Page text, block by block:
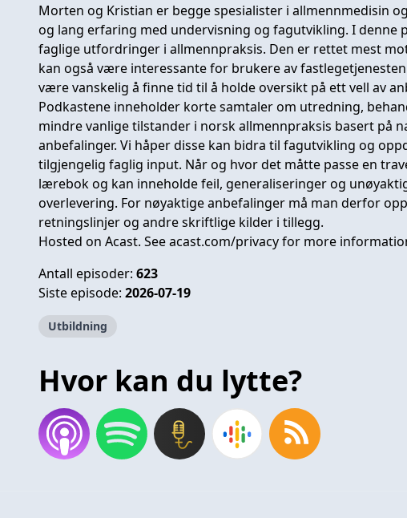
Morten og Kristian er begge spesialister i allmennmedisin
og lang erfaring med undervisning og fagutvikling. I denne
faglige utfordringer i allmennpraksis. Den er rettet mest
kan også være interessante for brukere av
være vanskelig å finne tid til å holde oversikt på ett vell av
Podkastene inneholder korte samtaler om utredning,
mindre vanlige tilstander i norsk allmennpraksis basert på
anbefalinger. Vi håper disse kan bidra til fagutvikling og
tilgjengelig faglig input. Når og hvor det måtte passe en
lærebok og kan inneholde feil, generaliseringer og
overlevering. For nøyaktige anbefalinger må man derfor
retningslinjer og andre skriftlige kilder i tillegg.
Hosted on Acast. Seeacast.com/privacyfor more
Antall episoder: 623
Siste episode: 2026-07-19
Utbildning
Hvor kan du lytte?